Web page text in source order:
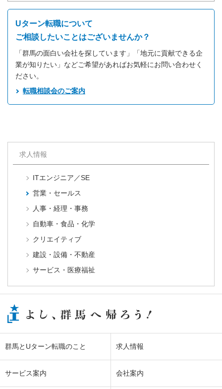
Uターン転職について
ご相談したいことはございませんか？
「群馬の面白い会社を探しています」「地元に貢献できる企
業が知りたい」などご希望があればお気軽にお問い合わせく
ださい。
転職相談会のご案内
求人情報
ITエンジニア／SE
営業・セールス
人事・経理・事務
自動車・食品・化学
クリエイティブ
建設・設備・不動産
サービス・医療福祉
群馬とUターン転職のこと 求人情報
サービス案内 会社案内